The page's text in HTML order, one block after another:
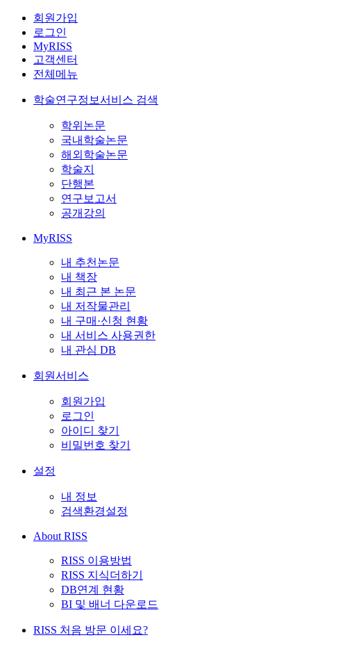
회원가입
로그인
MyRISS
고객센터
전체메뉴
학술연구정보서비스 검색
학위논문
국내학술논문
해외학술논문
학술지
단행본
연구보고서
공개강의
MyRISS
내 추천논문
내 책장
내 최근 본 논문
내 저작물관리
내 구매·신청 현황
내 서비스 사용권한
내 관심 DB
회원서비스
회원가입
로그인
아이디 찾기
비밀번호 찾기
설정
내 정보
검색환경설정
About RISS
RISS 이용방법
RISS 지식더하기
DB연계 현황
BI 및 배너 다운로드
RISS 처음 방문 이세요?